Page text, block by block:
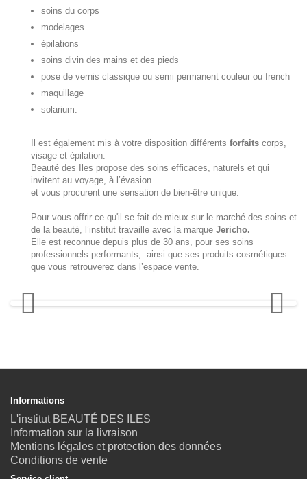
soins du corps
modelages
épilations
soins divin des mains et des pieds
pose de vernis classique ou semi permanent couleur ou french
maquillage
solarium.
Il est également mis à votre disposition différents forfaits corps,
visage et épilation.
Beauté des Iles propose des soins efficaces, naturels et qui
invitent au voyage, à l’évasion
et vous procurent une sensation de bien-être unique.
Pour vous offrir ce qu'il se fait de mieux sur le marché des soins et
de la beauté, l’institut travaille avec la marque Jericho.
Elle est reconnue depuis plus de 30 ans, pour ses soins
professionnels performants, ainsi que ses produits cosmétiques
que vous retrouverez dans l’espace vente.
Informations
L'institut BEAUTÉ DES ILES
Information sur la livraison
Mentions légales et protection des données
Conditions de vente